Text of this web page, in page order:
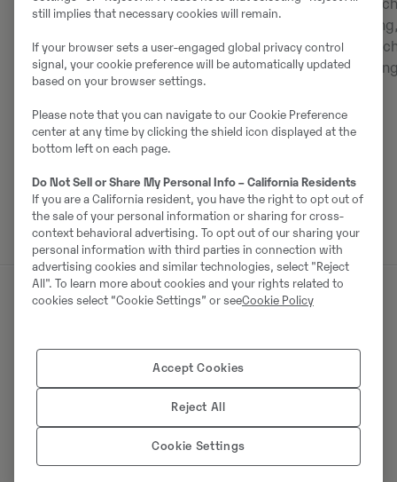
aggregatet är transporten enkel –
du får kraft där du behöver den som
mest.
batteripack
gastömning
PU500 är ett mobilt batterienergilagringssystem som
ger tillförlitlig och flexibel kraft på platser med
bristfälligt eller inget lokalt elnät. Med en
integrerad 240 kW DC-snabbladdare möjliggör
still implies that necessary cookies will remain.
If your browser sets a user-engaged global privacy control
signal, your cookie preference will be automatically updated
based on your browser settings.
Please note that you can navigate to our Cookie Preference
center at any time by clicking the shield icon displayed at the
bottom left on each page.
Do Not Sell or Share My Personal Info – California Residents
If you are a California resident, you have the right to opt out of
the sale of your personal information or sharing for cross-
context behavioral advertising. To opt out of our sharing your
personal information with third parties in connection with
advertising cookies and similar technologies, select "Reject
All". To learn more about cookies and your rights related to
cookies select “Cookie Settings” or seeCookie Policy
Accept Cookies
Reject All
Cookie Settings